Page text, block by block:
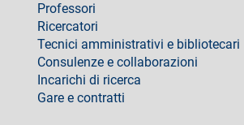
Professori
Ricercatori
Tecnici amministrativi e bibliotecari
Consulenze e collaborazioni
Incarichi di ricerca
Gare e contratti